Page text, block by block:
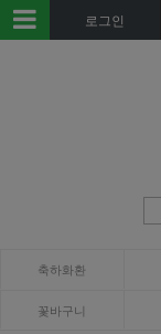
로그인
축하화환
꽃바구니